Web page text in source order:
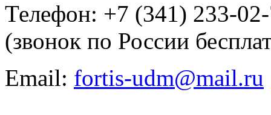
Телефон: +7 (341) 233-
(звонок по России
Email: fortis-udm@mail.ru